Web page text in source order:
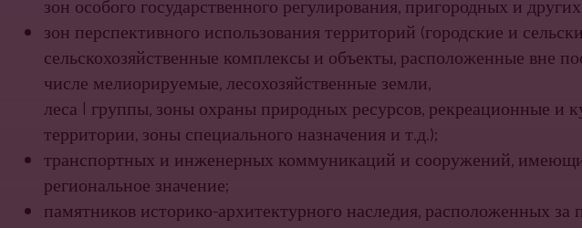
зон особого государственного ре­гулирования, пригородных и
зон перспективного использования территорий (городские и
сельскохозяйственные комплексы и объекты, располо­женные вне
числе мелиорируемые, лесохозяйственные земли,
леса I группы, зоны охраны природных ресурсов, рекре­ационные и
территории, зоны специального назначения и т.д.);
транспортных и инженерных коммуникаций и сооружений,
региональное значение;
памятников историко-архитектурного наследия, расположенных за